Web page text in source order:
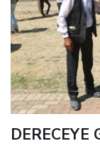
DERECEYE